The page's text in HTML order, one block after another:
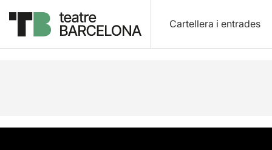
Cartellera i entrades
Descripció Fitxa artística